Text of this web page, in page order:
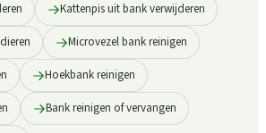
Kattenpis uit bank verwijderen
Microvezel bank reinigen
Hoekbank reinigen
Bank reinigen of vervangen